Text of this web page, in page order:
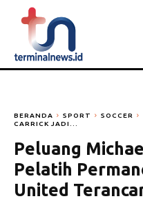
BERANDA SPORT SOCCER
CARRICK JADI...
Peluang
Pelatih
United